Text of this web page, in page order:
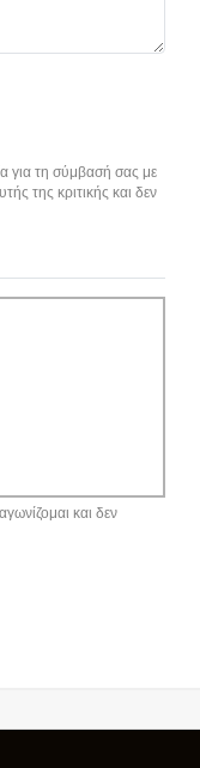
για τη σύμβασή σας με
της κριτικής και δεν
και δεν